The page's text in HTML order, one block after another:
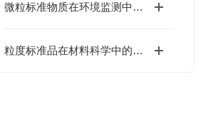
微粒标准物质在环境监测中的应用
粒度标准品在材料科学中的重要性